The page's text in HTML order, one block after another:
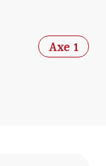
Axe 1